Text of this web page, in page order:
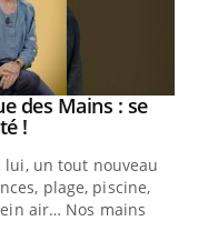
elle de dormir
des Mains : se
!Youtube
lui, un tout nouveau
plage, piscine,
air… Nos mains